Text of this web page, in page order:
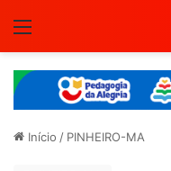
Início / PINHEIRO-MA